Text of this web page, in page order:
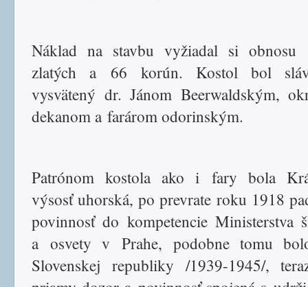
Náklad na stavbu vyžiadal si obnosu
zlatých a 66 korún. Kostol bol
vysvätený dr. Jánom Beerwaldským,
dekanom a farárom odorinským.
Patrónom kostola ako i fary bola
výsosť uhorská, po prevrate roku 1918
povinnosť do kompetencie Ministerstva
a osvety v Prahe, podobne tomu
Slovenskej republiky /1939-1945/,